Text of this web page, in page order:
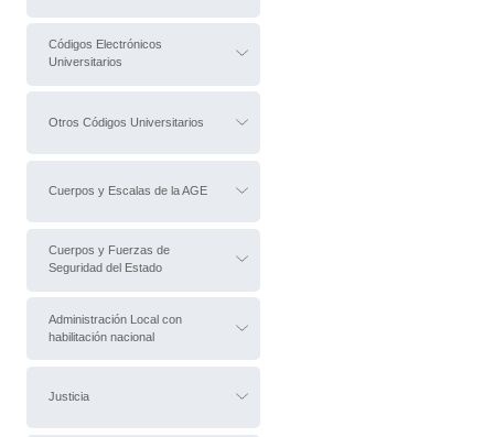
Códigos Electrónicos
Universitarios
Otros Códigos Universitarios
Cuerpos y Escalas de la AGE
Cuerpos y Fuerzas de
Seguridad del Estado
Administración Local con
habilitación nacional
Justicia